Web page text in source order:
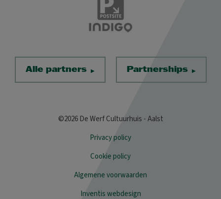
Alle partners Partnerships
©2026 De Werf Cultuurhuis - Aalst
Privacy policy
Cookie policy
Algemene voorwaarden
Inventis webdesign